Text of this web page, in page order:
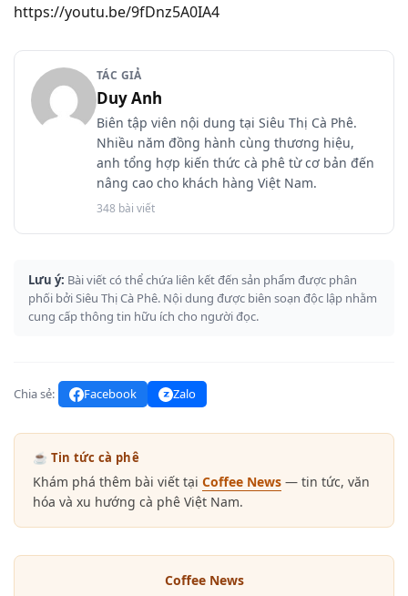
https://youtu.be/9fDnz5A0IA4
TÁC GIẢ
Duy Anh
Biên tập viên nội dung tại Siêu Thị Cà Phê.
Nhiều năm đồng hành cùng thương hiệu,
anh tổng hợp kiến thức cà phê từ cơ bản đến
nâng cao cho khách hàng Việt Nam.
348 bài viết
Lưu ý: Bài viết có thể chứa liên kết đến sản phẩm được phân
phối bởi Siêu Thị Cà Phê. Nội dung được biên soạn độc lập nhằm
cung cấp thông tin hữu ích cho người đọc.
Chia sẻ: Facebook Zalo
☕ Tin tức cà phê
Khám phá thêm bài viết tại Coffee News — tin tức, văn
hóa và xu hướng cà phê Việt Nam.
Coffee News